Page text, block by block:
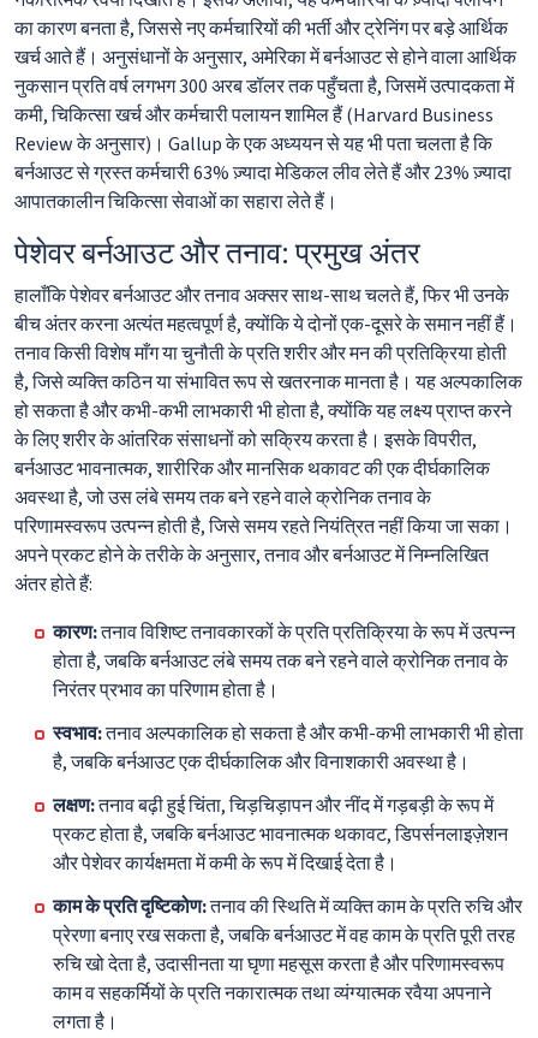
का कारण बनता है, जिससे नए कर्मचारियों की भर्ती और ट्रेनिंग पर बड़े आर्थिक
खर्च आते हैं। अनुसंधानों के अनुसार, अमेरिका में बर्नआउट से होने वाला आर्थिक
नुकसान प्रति वर्ष लगभग 300 अरब डॉलर तक पहुँचता है, जिसमें उत्पादकता में
कमी, चिकित्सा खर्च और कर्मचारी पलायन शामिल हैं (Harvard Business
Review के अनुसार)। Gallup के एक अध्ययन से यह भी पता चलता है कि
बर्नआउट से ग्रस्त कर्मचारी 63% ज़्यादा मेडिकल लीव लेते हैं और 23% ज़्यादा
आपातकालीन चिकित्सा सेवाओं का सहारा लेते हैं।
पेशेवर बर्नआउट और तनाव: प्रमुख अंतर
हालाँकि पेशेवर बर्नआउट और तनाव अक्सर साथ-साथ चलते हैं, फिर भी उनके
बीच अंतर करना अत्यंत महत्वपूर्ण है, क्योंकि ये दोनों एक-दूसरे के समान नहीं हैं।
तनाव किसी विशेष माँग या चुनौती के प्रति शरीर और मन की प्रतिक्रिया होती
है, जिसे व्यक्ति कठिन या संभावित रूप से खतरनाक मानता है। यह अल्पकालिक
हो सकता है और कभी-कभी लाभकारी भी होता है, क्योंकि यह लक्ष्य प्राप्त करने
के लिए शरीर के आंतरिक संसाधनों को सक्रिय करता है। इसके विपरीत,
बर्नआउट भावनात्मक, शारीरिक और मानसिक थकावट की एक दीर्घकालिक
अवस्था है, जो उस लंबे समय तक बने रहने वाले क्रोनिक तनाव के
परिणामस्वरूप उत्पन्न होती है, जिसे समय रहते नियंत्रित नहीं किया जा सका।
अपने प्रकट होने के तरीके के अनुसार, तनाव और बर्नआउट में निम्नलिखित
अंतर होते हैं:
कारण:तनाव विशिष्ट तनावकारकों के प्रति प्रतिक्रिया के रूप में उत्पन्न
होता है, जबकि बर्नआउट लंबे समय तक बने रहने वाले क्रोनिक तनाव के
निरंतर प्रभाव का परिणाम होता है।
स्वभाव:तनाव अल्पकालिक हो सकता है और कभी-कभी लाभकारी भी होता
है, जबकि बर्नआउट एक दीर्घकालिक और विनाशकारी अवस्था है।
लक्षण:तनाव बढ़ी हुई चिंता, चिड़चिड़ापन और नींद में गड़बड़ी के रूप में
प्रकट होता है, जबकि बर्नआउट भावनात्मक थकावट, डिपर्सनलाइज़ेशन
और पेशेवर कार्यक्षमता में कमी के रूप में दिखाई देता है।
काम के प्रति दृष्टिकोण:तनाव की स्थिति में व्यक्ति काम के प्रति रुचि और
प्रेरणा बनाए रख सकता है, जबकि बर्नआउट में वह काम के प्रति पूरी तरह
रुचि खो देता है, उदासीनता या घृणा महसूस करता है और परिणामस्वरूप
काम व सहकर्मियों के प्रति नकारात्मक तथा व्यंग्यात्मक रवैया अपनाने
लगता है।